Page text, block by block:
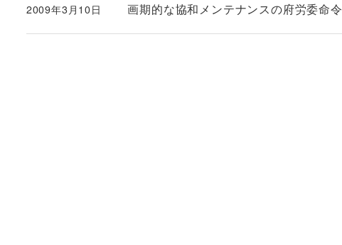
画期的な協和メンテナンスの府労委命令
投稿日
2009年3月10日